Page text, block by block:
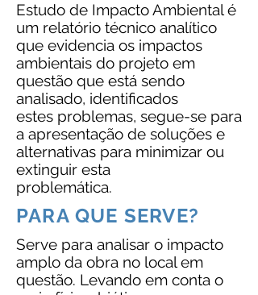
Estudo de Impacto Ambiental é
um relatório técnico analítico
que evidencia os impactos
ambientais do projeto em
questão que está sendo
analisado, identificados
estes problemas, segue-se para
a apresentação de soluções e
alternativas para minimizar ou
extinguir esta
problemática.
PARA QUE SERVE?
Serve para analisar o impacto
amplo da obra no local em
questão. Levando em conta o